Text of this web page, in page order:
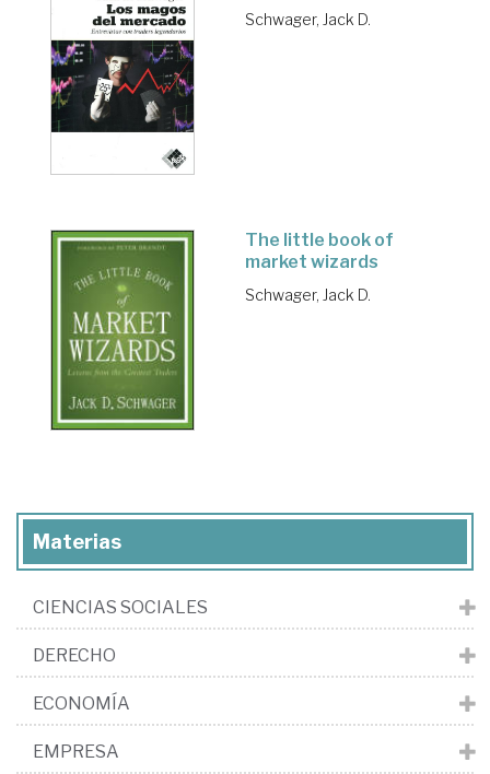
Schwager, Jack D.
The little book of
market wizards
Schwager, Jack D.
Materias
CIENCIAS SOCIALES
DERECHO
ECONOMÍA
EMPRESA